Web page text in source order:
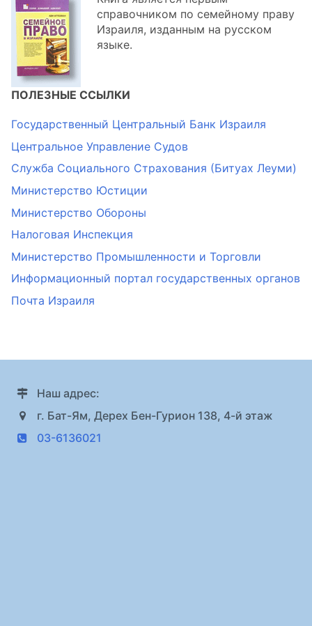
справочником по семейному праву
Израиля, изданным на русском
языке.
ПОЛЕЗНЫЕ ССЫЛКИ
Государственный Центральный Банк Израиля
Центральное Управление Судов
Служба Социального Страхования (Битуах Леуми)
Министерство Юстиции
Министерство Обороны
Налоговая Инспекция
Министерство Промышленности и Торговли
Информационный портал государственных органов
Почта Израиля
Наш адрес:
г. Бат-Ям, Дерех Бен-Гурион 138, 4-й этаж
03-6136021